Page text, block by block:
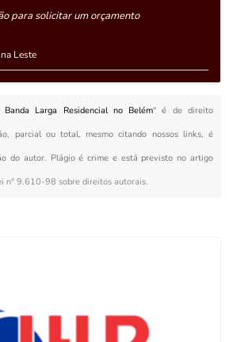
para solicitar um orçamento
Leste
Banda Larga Residencial no Belém" é de direito
parcial ou total, mesmo citando nossos links, é
do autor. Plágio é crime e está previsto no artigo
n° 9.610-98 sobre direitos autorais.